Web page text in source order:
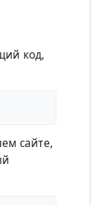
код,
сайте,